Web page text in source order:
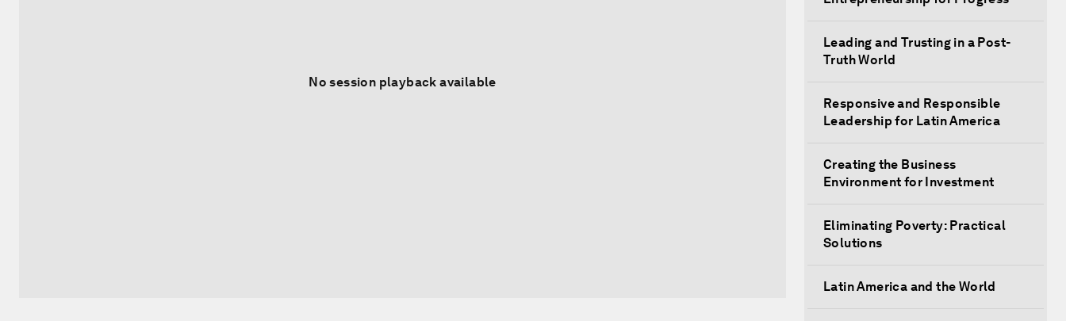
No session playback available
Leading and Trusting in a Post-
Truth World
Responsive and Responsible
Leadership for Latin America
Creating the Business
Environment for Investment
Eliminating Poverty: Practical
Solutions
Latin America and the World